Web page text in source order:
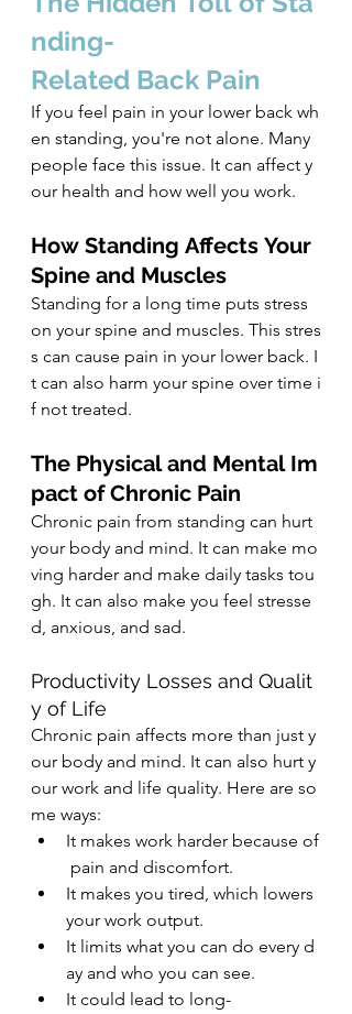
nding-
Related Back Pain
If you feel pain in your lower back wh
en standing, you're not alone. Many
people face this issue. It can affect y
our health and how well you work.
How Standing Affects Your
Spine and Muscles
Standing for a long time puts stress
on your spine and muscles. This stres
s can cause pain in your lower back. I
t can also harm your spine over time i
f not treated.
The Physical and Mental Im
pact of Chronic Pain
Chronic pain from standing can hurt
your body and mind. It can make mo
ving harder and make daily tasks tou
gh. It can also make you feel stresse
d, anxious, and sad.
Productivity Losses and Qualit
y of Life
Chronic pain affects more than just y
our body and mind. It can also hurt y
our work and life quality. Here are so
me ways:
It makes work harder because of
pain and discomfort.
It makes you tired, which lowers
your work output.
It limits what you can do every d
ay and who you can see.
It could lead to long-